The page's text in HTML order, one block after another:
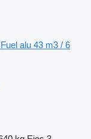
alu 43 m3 / 6